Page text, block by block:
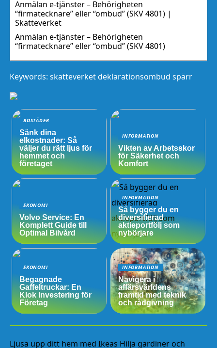
Anmälan e-tjänster – Behörigheten
“firmatecknare” eller “ombud” (SKV 4801) |
Skatteverket
Anmälan e-tjänster – Behörigheten
“firmatecknare” eller “ombud” (SKV 4801)
Keywords: skatteverket deklarationsombud spärr
BOSTÄDER
Sänk dina
elkostnader: Så
väljer du rätt ljus för
hemmet och
företaget
INFORMATION
Vikten av Arbetsskor
för Säkerhet och
Komfort
EKONOMI
Volvo Service: En
Komplett Guide till
Optimal Bilvård
INFORMATION
Så bygger du en
diversifierad
aktieportfölj som
nybörjare
EKONOMI
Begagnade
Gaffeltruckar: En
Klok Investering för
Företag
INFORMATION
Navigera i
affärsvärldens
framtid med teknik
och rådgivning
Ljusa upp ditt hem med Ikeas Hilja gardiner och